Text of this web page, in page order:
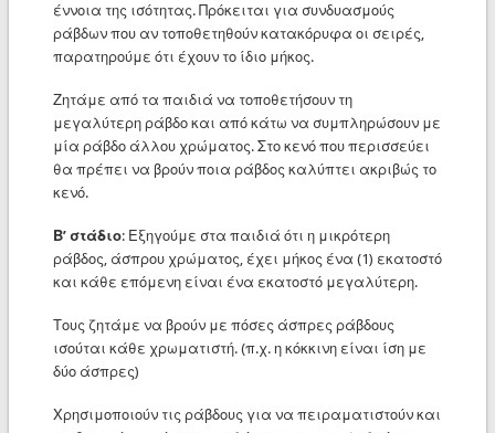
έννοια της ισότητας. Πρόκειται για συνδυασμούς
ράβδων που αν τοποθετηθούν κατακόρυφα οι σειρές,
παρατηρούμε ότι έχουν το ίδιο μήκος.
Ζητάμε από τα παιδιά να τοποθετήσουν τη
μεγαλύτερη ράβδο και από κάτω να συμπληρώσουν με
μία ράβδο άλλου χρώματος. Στο κενό που περισσεύει
θα πρέπει να βρούν ποια ράβδος καλύπτει ακριβώς το
κενό.
Β’ στάδιο: Εξηγούμε στα παιδιά ότι η μικρότερη
ράβδος, άσπρου χρώματος, έχει μήκος ένα (1) εκατοστό
και κάθε επόμενη είναι ένα εκατοστό μεγαλύτερη.
Τους ζητάμε να βρούν με πόσες άσπρες ράβδους
ισούται κάθε χρωματιστή. (π.χ. η κόκκινη είναι ίση με
δύο άσπρες)
Χρησιμοποιούν τις ράβδους για να πειραματιστούν και